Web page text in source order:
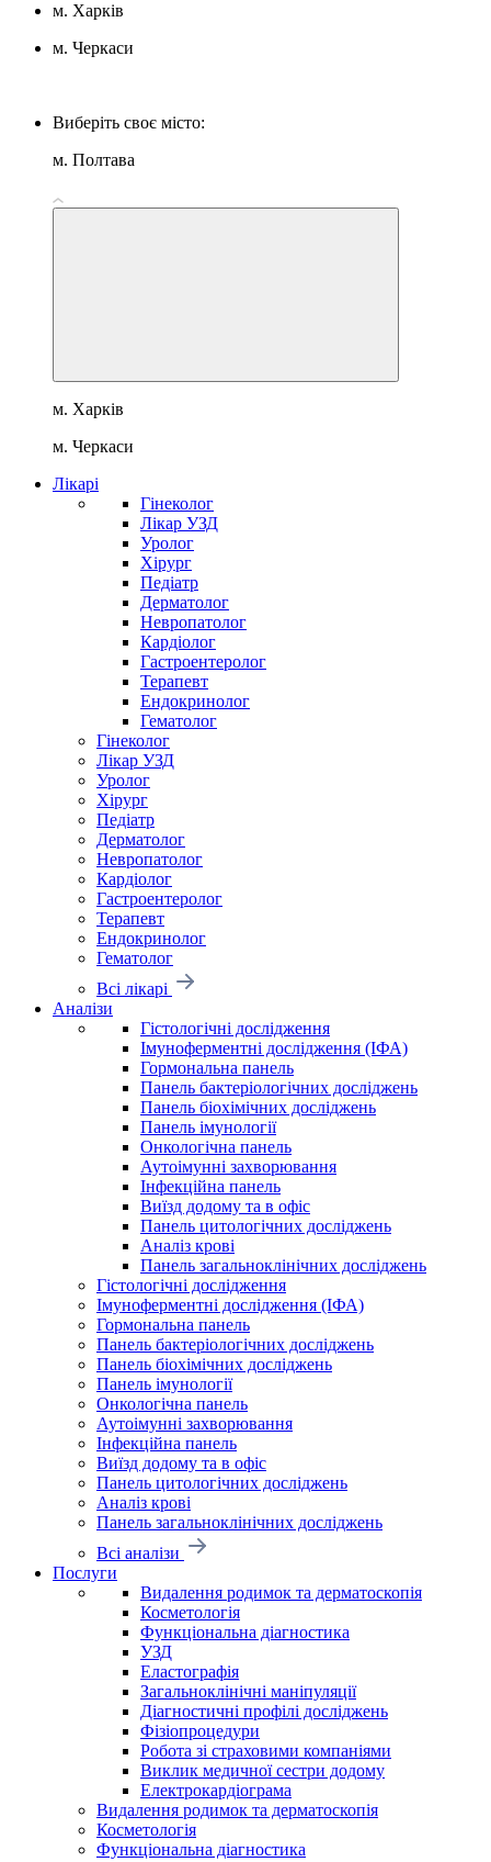
м. Харків
м. Черкаси
Виберіть своє місто:
м. Полтава
м. Харків
м. Черкаси
Лікарі
Гінеколог
Лікар УЗД
Уролог
Хірург
Педіатр
Дерматолог
Невропатолог
Кардіолог
Гастроентеролог
Терапевт
Ендокринолог
Гематолог
Гінеколог
Лікар УЗД
Уролог
Хірург
Педіатр
Дерматолог
Невропатолог
Кардіолог
Гастроентеролог
Терапевт
Ендокринолог
Гематолог
Всі лікарі
Аналізи
Гістологічні дослідження
Імуноферментні дослідження (ІФА)
Гормональна панель
Панель бактеріологічних досліджень
Панель біохімічних досліджень
Панель імунології
Онкологічна панель
Аутоімунні захворювання
Інфекційна панель
Виїзд додому та в офіс
Панель цитологічних досліджень
Аналіз крові
Панель загальноклінічних досліджень
Гістологічні дослідження
Імуноферментні дослідження (ІФА)
Гормональна панель
Панель бактеріологічних досліджень
Панель біохімічних досліджень
Панель імунології
Онкологічна панель
Аутоімунні захворювання
Інфекційна панель
Виїзд додому та в офіс
Панель цитологічних досліджень
Аналіз крові
Панель загальноклінічних досліджень
Всі аналізи
Послуги
Видалення родимок та дерматоскопія
Косметологія
Функціональна діагностика
УЗД
Еластографія
Загальноклінічні маніпуляції
Діагностичні профілі досліджень
Фізіопроцедури
Робота зі страховими компаніями
Виклик медичної сестри додому
Електрокардіограма
Видалення родимок та дерматоскопія
Косметологія
Функціональна діагностика